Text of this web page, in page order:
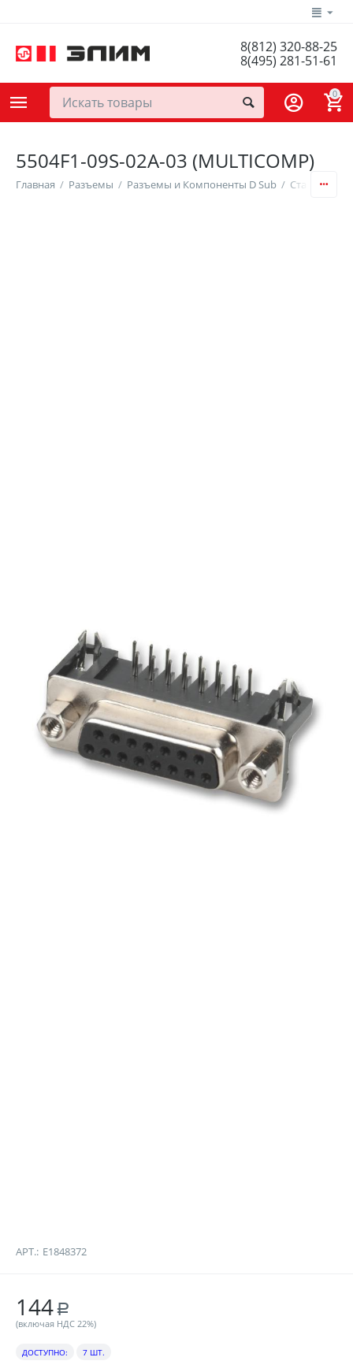
8(812) 320-88-25
8(495) 281-51-61
0
5504F1-09S-02A-03 (MULTICOMP)
Главная / Разъемы / Разъемы и Компоненты D Sub /
АРТ.: E1848372
144 Р
(включая НДС 22%)
ДОСТУПНО: 7 ШТ.